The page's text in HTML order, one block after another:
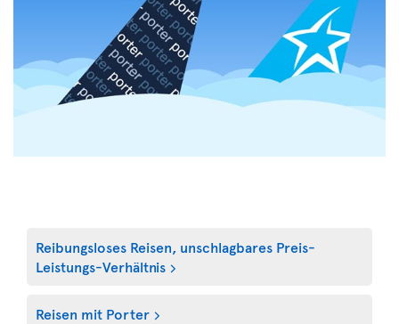
Reibungsloses Reisen, unschlagbares Preis-
Leistungs-Verhältnis
Reisen mit Porter